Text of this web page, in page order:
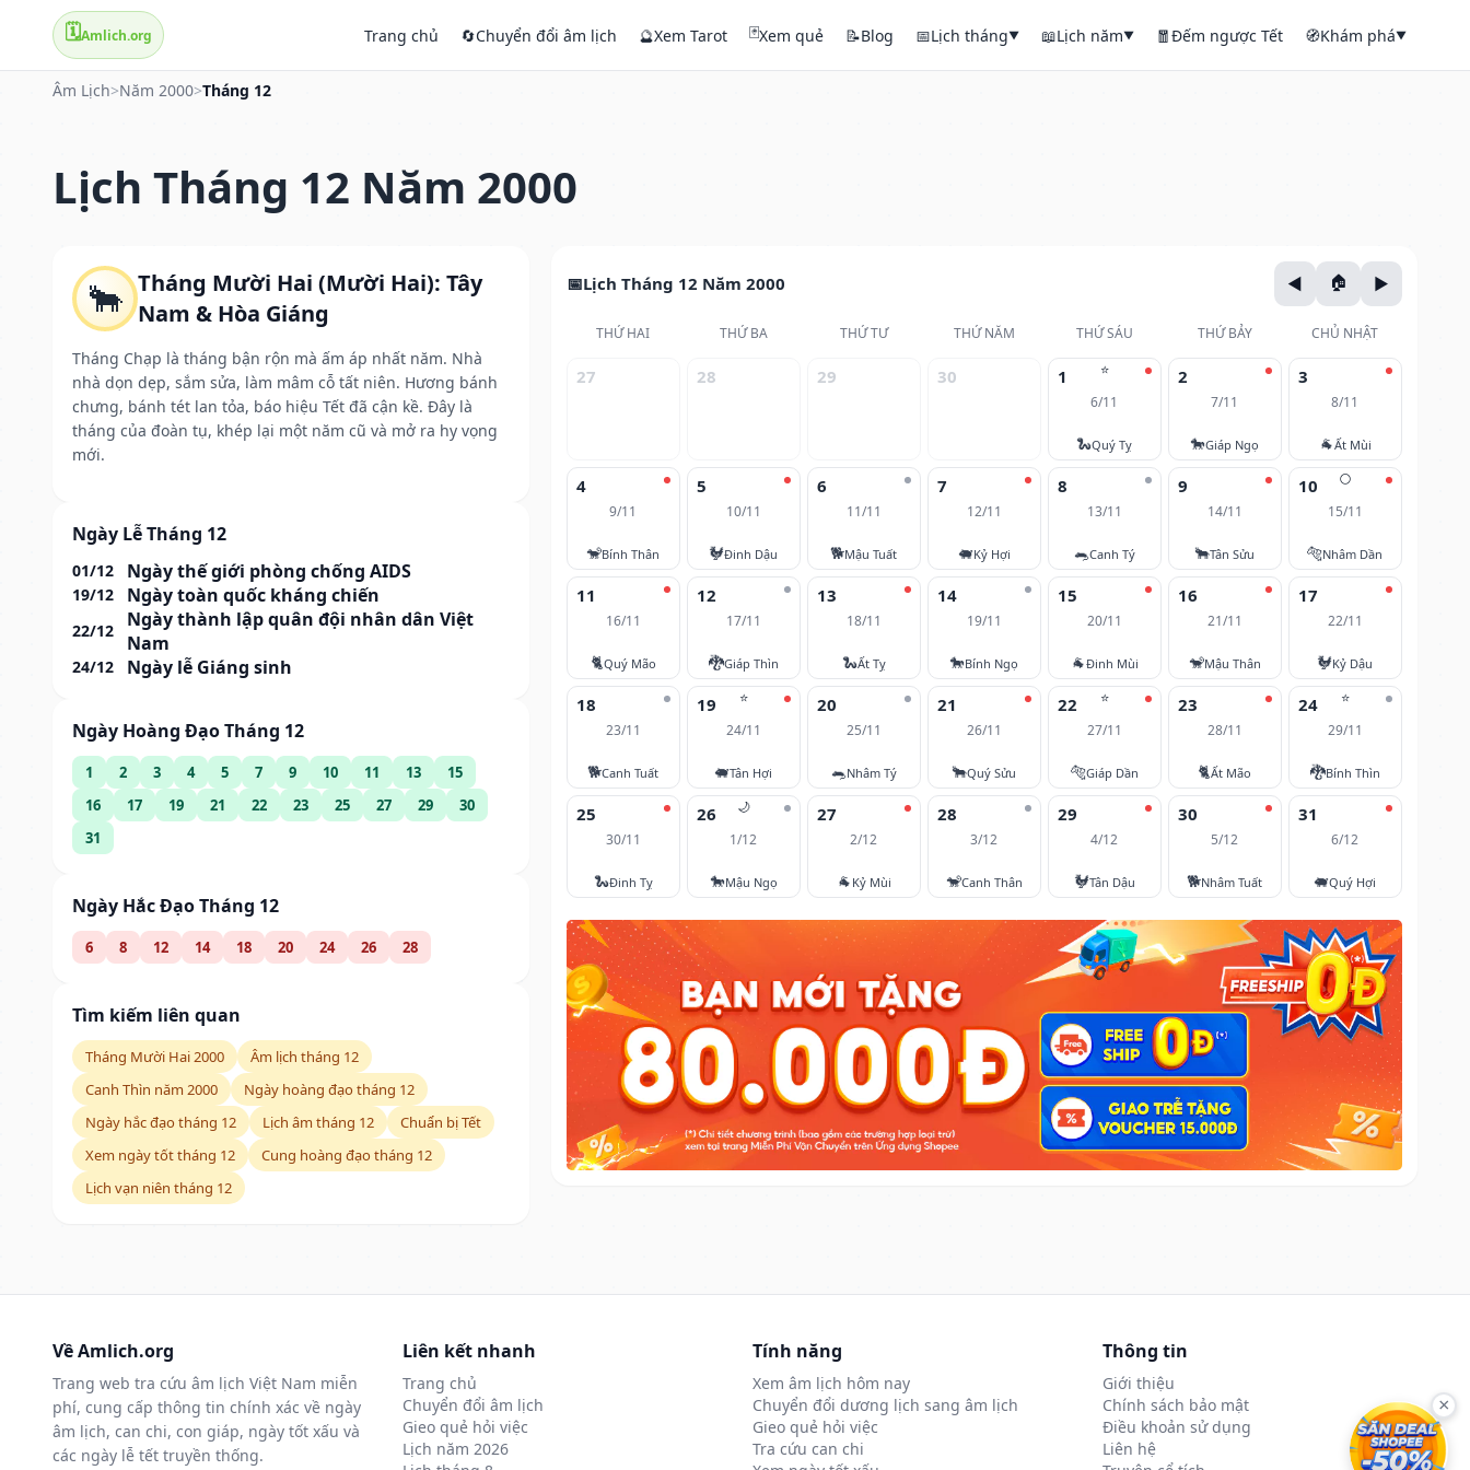
🗓️Amlich.org Trang chủ 🔄Chuyển đổi âm lịch 🔮Xem Tarot 🃏Xem quẻ 📝Blog 📅Lịch tháng▼ 📖Lịch năm▼ 🧧Đếm ngược Tết 🧭Khám phá▼
Âm Lịch>Năm 2000>Tháng 12
Lịch Tháng 12 Năm 2000
🐂 Tháng Mười Hai (Mười Hai): Tây
Nam & Hòa Giáng
Tháng Chạp là tháng bận rộn mà ấm áp nhất năm. Nhà
nhà dọn dẹp, sắm sửa, làm mâm cỗ tất niên. Hương bánh
chưng, bánh tét lan tỏa, báo hiệu Tết đã cận kề. Đây là
tháng của đoàn tụ, khép lại một năm cũ và mở ra hy vọng
mới.
Ngày Lễ Tháng 12
01/12 Ngày thế giới phòng chống AIDS
19/12 Ngày toàn quốc kháng chiến
22/12
Ngày thành lập quân đội nhân dân Việt
Nam
24/12 Ngày lễ Giáng sinh
Ngày Hoàng Đạo Tháng 12
1 2 3 4 5 7 9 10 11 13
15
16
17 19 21 22 23 25 27 29
30
31
Ngày Hắc Đạo Tháng 12
6 8 12 14 18 20 24 26 28
Tìm kiếm liên quan
Tháng Mười Hai 2000
Âm lịch tháng 12
Canh Thìn năm 2000
Ngày hoàng đạo tháng 12
Ngày hắc đạo tháng 12
Lịch âm tháng 12
Chuẩn bị Tết
Xem ngày tốt tháng 12
Cung hoàng đạo tháng 12
Lịch vạn niên tháng 12
Lịch Tháng 12 Năm 2000
THỨ HAI THỨ BA THỨ TƯ THỨ NĂM THỨ SÁU THỨ BẢY CHỦ NHẬT
27 28 29 30 ⭐
1
6/11
🐍Quý Tỵ
2
7/11
🐎Giáp Ngọ
3
8/11
🐐Ất Mùi
4
9/11
🐒Bính Thân
5
10/11
🐓Đinh Dậu
6
11/11
🐕Mậu Tuất
7
12/11
🐖Kỷ Hợi
8
13/11
🐀Canh Tý
9
14/11
🐂Tân Sửu
🌕
10
15/11
🐅Nhâm Dần
11
16/11
🐈Quý Mão
12
17/11
🐉Giáp Thìn
13
18/11
🐍Ất Tỵ
14
19/11
🐎Bính Ngọ
15
20/11
🐐Đinh Mùi
16
21/11
🐒Mậu Thân
17
22/11
🐓Kỷ Dậu
18
23/11
🐕Canh Tuất
⭐
19
24/11
🐖Tân Hợi
20
25/11
🐀Nhâm Tý
21
26/11
🐂Quý Sửu
⭐
22
27/11
🐅Giáp Dần
23
28/11
🐈Ất Mão
⭐
24
29/11
🐉Bính Thìn
25
30/11
🐍Đinh Tỵ
🌙
26
1/12
🐎Mậu Ngọ
27
2/12
🐐 Kỷ Mùi
28
3/12
🐒Canh Thân
29
4/12
🐓Tân Dậu
30
5/12
🐕Nhâm Tuất
31
6/12
🐖Quý Hợi
Về Amlich.org
Trang web tra cứu âm lịch Việt Nam miễn
phí, cung cấp thông tin chính xác về ngày
âm lịch, can chi, con giáp, ngày tốt xấu và
các ngày lễ tết truyền thống.
Liên kết nhanh
Trang chủ
Chuyển đổi âm lịch
Gieo quẻ hỏi việc
Lịch năm 2026
Tính năng
Xem âm lịch hôm nay
Chuyển đổi dương lịch sang âm lịch
Gieo quẻ hỏi việc
Tra cứu can chi
Thông tin
Giới thiệu
Chính sách bảo mật
Điều khoản sử dụng
Liên hệ
×